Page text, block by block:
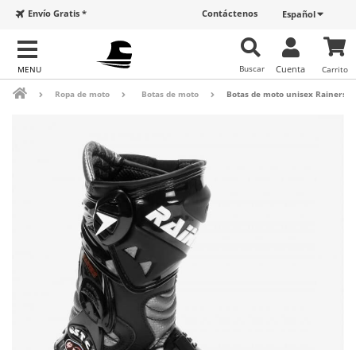
Español
Contáctenos
Envío Gratis *
Carrito
Cuenta
Buscar
Ropa de moto Botas de moto Botas de moto unisex Rainers